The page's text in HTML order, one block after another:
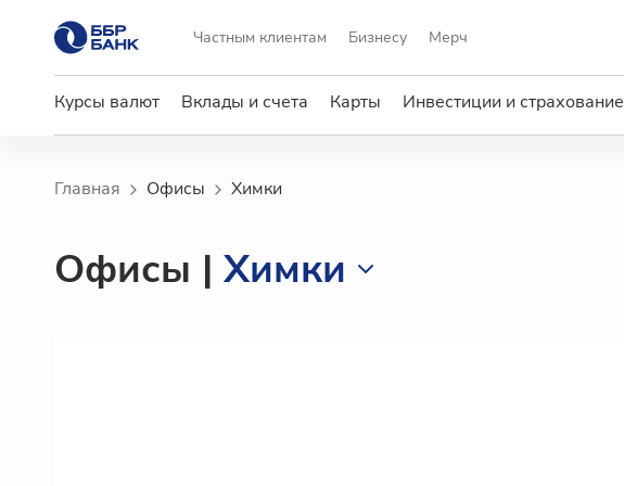
Частным клиентам Бизнесу Мерч
Курсы валют Вклады и счета Карты Инвестиции и страхование
Главная Офисы Химки
Офисы | Химки